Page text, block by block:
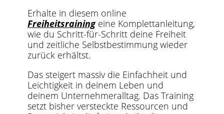
Erhalte in diesem online
Freiheitsrainingeine Komplettanleitung,
wie du Schritt-für-Schritt deine Freiheit
und zeitliche Selbstbestimmung wieder
zurück erhältst.
Das steigert massiv die Einfachheit und
Leichtigkeit in deinem Leben und
deinem Unternehmeralltag. Das Training
setzt bisher versteckte Ressourcen und